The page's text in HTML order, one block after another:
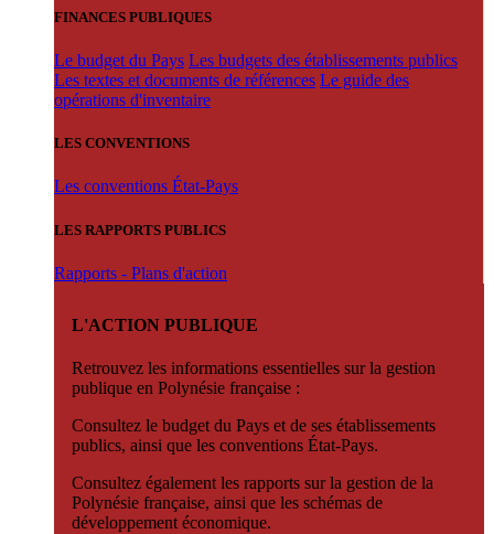
FINANCES PUBLIQUES
Le budget du Pays Les budgets des établissements publics
Les textes et documents de références Le guide des
opérations d'inventaire
LES CONVENTIONS
Les conventions État-Pays
LES RAPPORTS PUBLICS
Rapports - Plans d'action
L'ACTION PUBLIQUE
Retrouvez les informations essentielles sur la gestion
publique en Polynésie française :
Consultez le budget du Pays et de ses établissements
publics, ainsi que les conventions État-Pays.
Consultez également les rapports sur la gestion de la
Polynésie française, ainsi que les schémas de
développement économique.